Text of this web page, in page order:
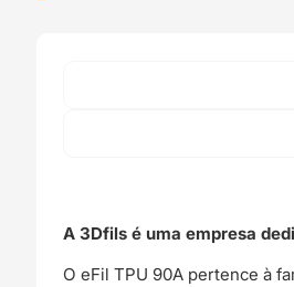
A 3Dfils é uma empresa
O eFil TPU 90A pertence à